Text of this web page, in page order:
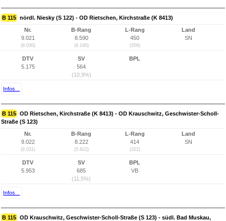
B 115 nördl. Niesky (S 122) - OD Rietschen, Kirchstraße (K 8413)
Nr.
9.021
(9.030)
B-Rang
8.590
(6.190)
L-Rang
450
(358)
Land
SN
DTV
5.175
SV
564
(10,9%)
BPL
Infos...
B 115 OD Rietschen, Kirchstraße (K 8413) - OD Krauschwitz, Geschwister-Scholl-
Straße (S 123)
Nr.
9.022
(9.031)
B-Rang
8.222
(5.822)
L-Rang
414
(322)
Land
SN
DTV
5.953
SV
685
(11,5%)
BPL
VB
Infos...
B 115 OD Krauschwitz, Geschwister-Scholl-Straße (S 123) - südl. Bad Muskau,